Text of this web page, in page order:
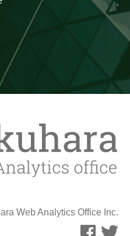
Web Analytics Office Inc.